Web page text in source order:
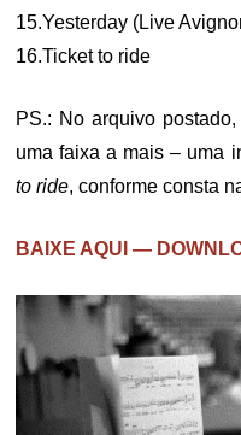
15.Yesterday (Live
16.Ticket to ride
PS.: No arquivo
uma faixa a mais – uma
to ride, conforme consta
BAIXE AQUI —